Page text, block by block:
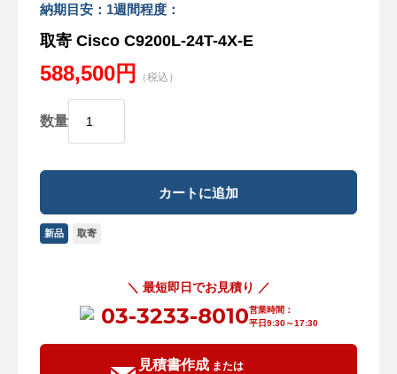
納期目安：1週間程度：
取寄 Cisco C9200L-24T-4X-E
588,500円 （税込）
数量
新品 取寄
＼ 最短即日でお見積り ／
03-3233-8010営業時間：
平日9:30～17:30
見積書作成または